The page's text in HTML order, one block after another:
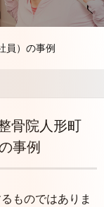
員）の事例
骨院人形町
事例
ものではありま